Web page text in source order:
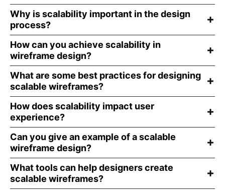
Why is scalability important in the design
process?
How can you achieve scalability in
wireframe design?
What are some best practices for designing
scalable wireframes?
How does scalability impact user
experience?
Can you give an example of a scalable
wireframe design?
What tools can help designers create
scalable wireframes?